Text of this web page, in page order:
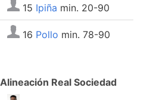
15 Ipiña min. 20-90
16 Pollo min. 78-90
Alineación Real Sociedad